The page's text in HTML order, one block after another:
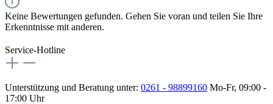
Keine Bewertungen gefunden. Gehen Sie voran und teilen Sie Ihre
Erkenntnisse mit anderen.
Service-Hotline
Unterstützung und Beratung unter: 0261 - 98899160 Mo-Fr, 09:00 -
17:00 Uhr